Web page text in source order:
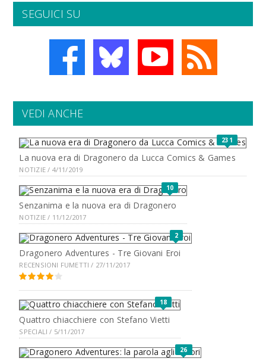
SEGUICI SU
VEDI ANCHE
231
La nuova era di Dragonero da Lucca Comics & Games
NOTIZIE / 4/11/2019
10
Senzanima e la nuova era di Dragonero
NOTIZIE / 11/12/2017
2
Dragonero Adventures - Tre Giovani Eroi
RECENSIONI FUMETTI / 27/11/2017
18
Quattro chiacchiere con Stefano Vietti
SPECIALI / 5/11/2017
26